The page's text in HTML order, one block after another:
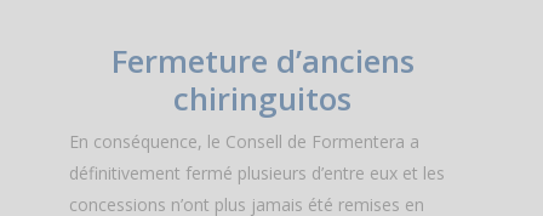
Fermeture d’anciens
chiringuitos
En conséquence, le Consell de Formentera a
définitivement fermé plusieurs d’entre eux et les
concessions n’ont plus jamais été remises en